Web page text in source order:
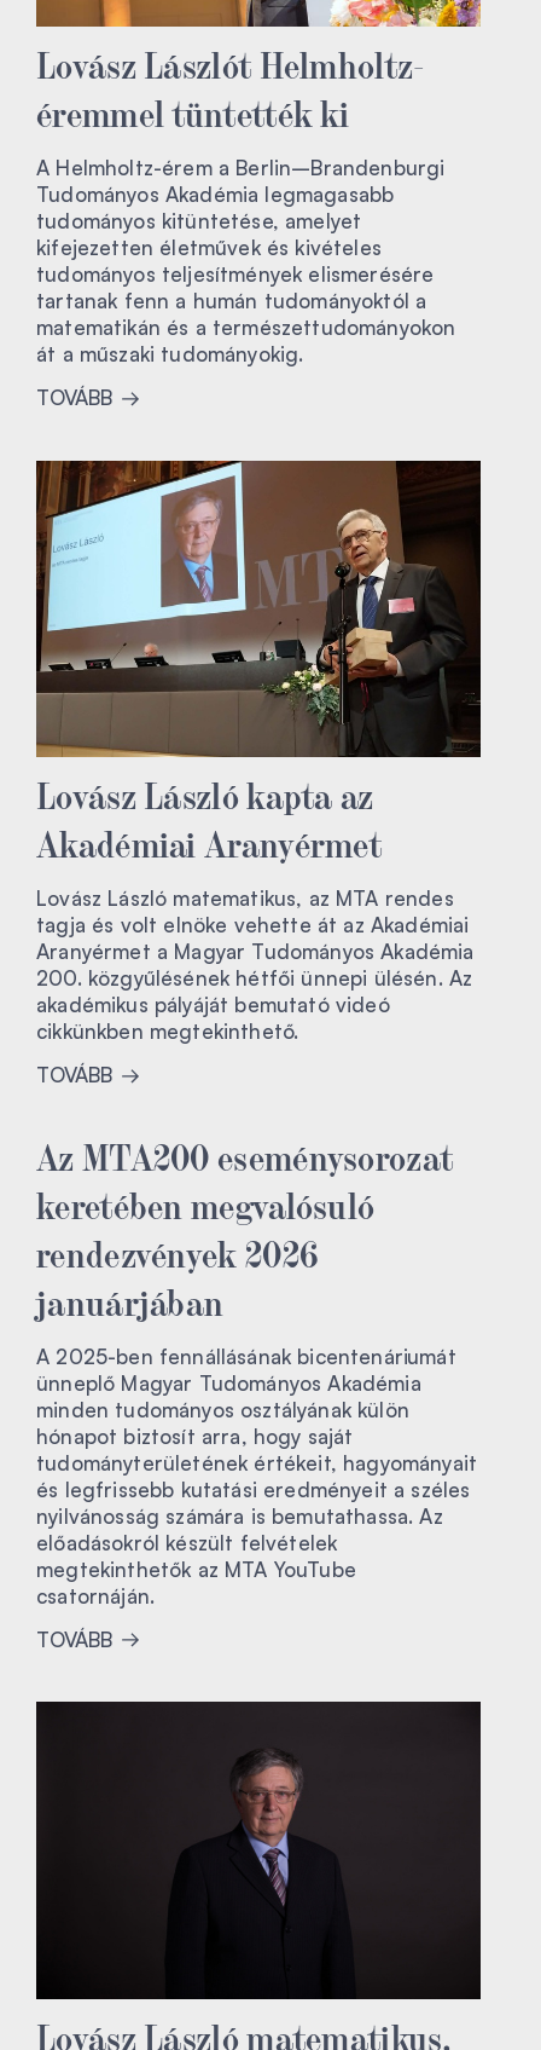
Lovász Lászlót Helmholtz-
éremmel tüntették ki
A Helmholtz-érem a Berlin–Brandenburgi
Tudományos Akadémia legmagasabb
tudományos kitüntetése, amelyet
kifejezetten életművek és kivételes
tudományos teljesítmények elismerésére
tartanak fenn a humán tudományoktól a
matematikán és a természettudományokon
át a műszaki tudományokig.
TOVÁBB
Lovász László kapta az
Akadémiai Aranyérmet
Lovász László matematikus, az MTA rendes
tagja és volt elnöke vehette át az Akadémiai
Aranyérmet a Magyar Tudományos Akadémia
200. közgyűlésének hétfői ünnepi ülésén. Az
akadémikus pályáját bemutató videó
cikkünkben megtekinthető.
TOVÁBB
Az MTA200 eseménysorozat
keretében megvalósuló
rendezvények 2026
januárjában
A 2025-ben fennállásának bicentenáriumát
ünneplő Magyar Tudományos Akadémia
minden tudományos osztályának külön
hónapot biztosít arra, hogy saját
tudományterületének értékeit, hagyományait
és legfrissebb kutatási eredményeit a széles
nyilvánosság számára is bemutathassa. Az
előadásokról készült felvételek
megtekinthetők az MTA YouTube
csatornáján.
TOVÁBB
Lovász László matematikus,